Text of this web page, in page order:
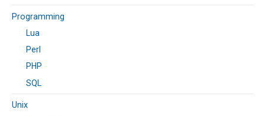
Programming
Lua
Perl
PHP
SQL
Unix